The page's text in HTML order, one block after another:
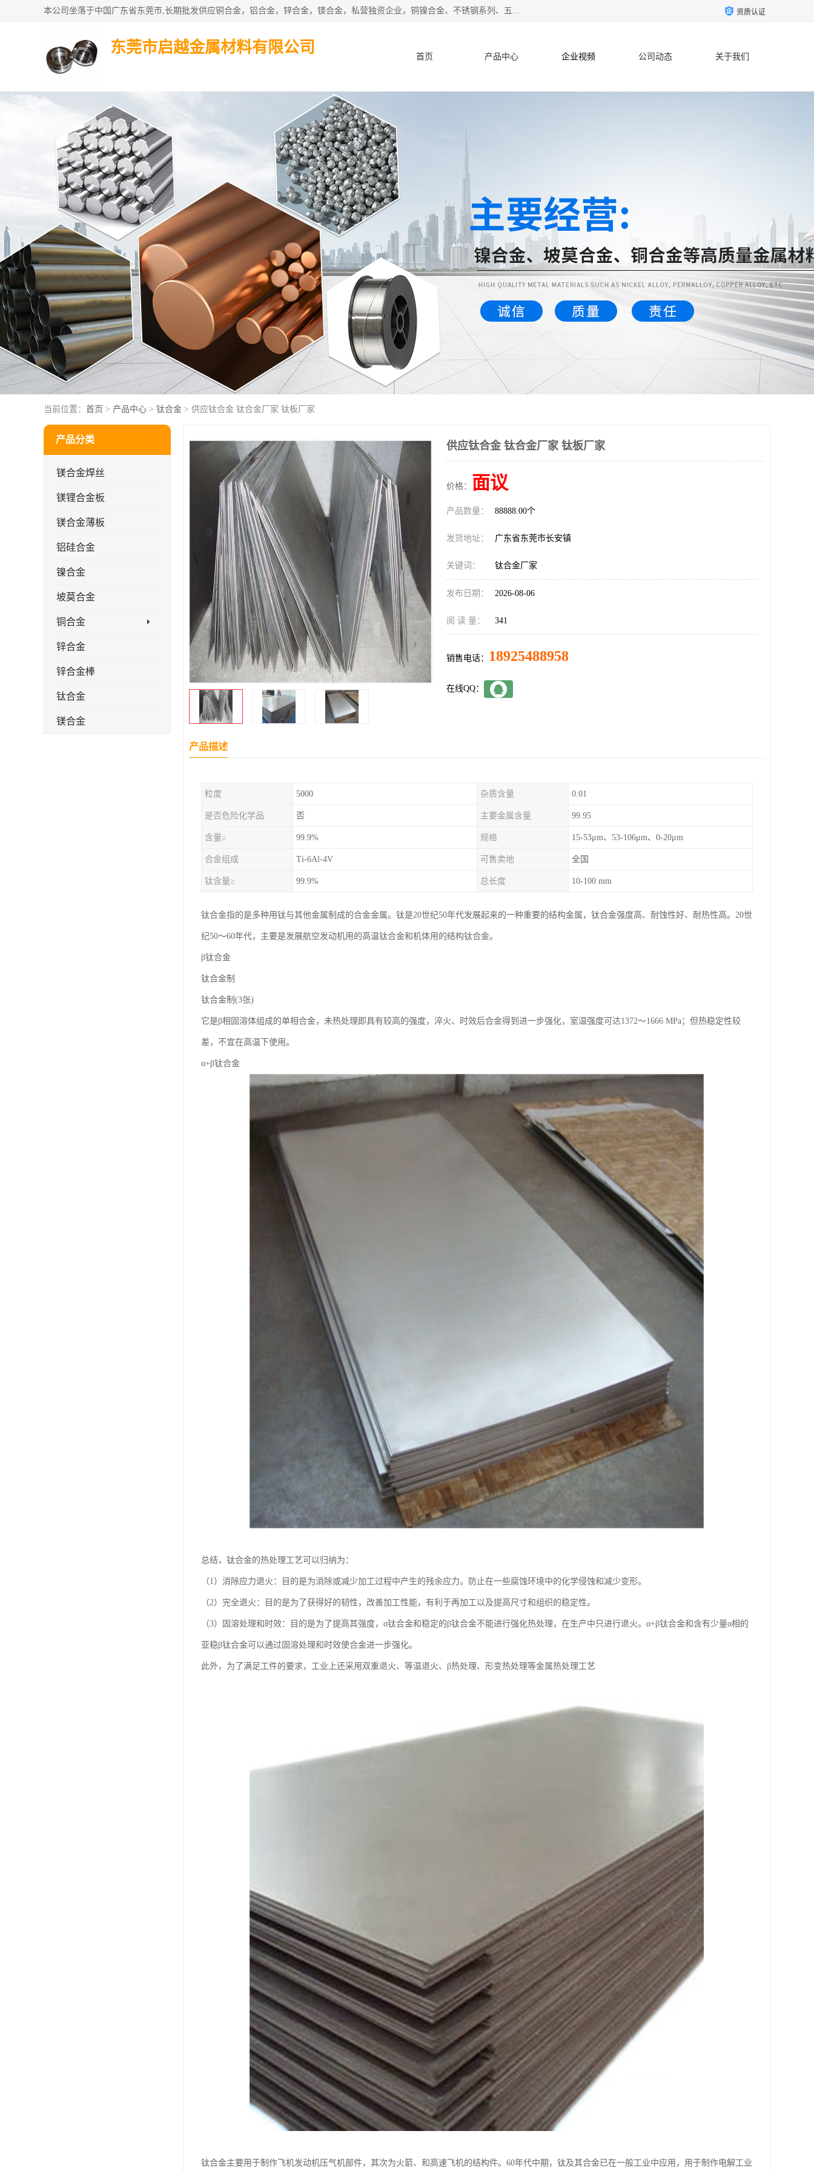
本公司坐落于中国广东省东莞市,长期批发供应铜合金，铝合金，锌合金，镁合金，私营独资企业，铜镍合金、不锈钢系列、五金冲压材料、进口金属材料、钨钢、高速钢、白钢刀、铝系列材料、铝镁合金、锰钢片等，启越是一家经国家相关部门批准注册的企业。公司以雄厚的实力、合理的厂家、优良的服务与多家企业建立了长期的合作关系。欢迎前来参观、考察、洽谈业务。 金属材料...,欢迎惠顾！ 资质认证
东莞市启越金属材料有限公司
首页 产品中心 企业视频 公司动态 关于我们
当前位置： 首页 > 产品中心 > 钛合金 > 供应钛合金 钛合金厂家 钛板厂家
产品分类
镁合金焊丝
镁锂合金板
镁合金薄板
铝硅合金
镍合金
坡莫合金
铜合金
锌合金
锌合金棒
钛合金
镁合金
供应钛合金 钛合金厂家 钛板厂家
价格： 面议
产品数量： 88888.00个
发货地址： 广东省东莞市长安镇
关键词： 钛合金厂家
发布日期： 2026-08-06
阅 读 量： 341
销售电话： 18925488958
在线QQ：
产品描述
粒度 5000 杂质含量 0.01
是否危险化学品 否 主要金属含量 99.95
含量≥ 99.9% 规格 15-53μm、53-106μm、0-20μm
合金组成 Ti-6Al-4V 可售卖地 全国
钛含量≥ 99.9% 总长度 10-100 mm
钛合金指的是多种用钛与其他金属制成的合金金属。钛是20世纪50年代发展起来的一种重要的结构金属，钛合金强度高、耐蚀性好、耐热性高。20世
纪50～60年代，主要是发展航空发动机用的高温钛合金和机体用的结构钛合金。
β钛合金
钛合金制
钛合金制(3张)
它是β相固溶体组成的单相合金，未热处理即具有较高的强度，淬火、时效后合金得到进一步强化，室温强度可达1372～1666 MPa；但热稳定性较
差，不宜在高温下使用。
α+β钛合金
总结，钛合金的热处理工艺可以归纳为：
（1）消除应力退火：目的是为消除或减少加工过程中产生的残余应力。防止在一些腐蚀环境中的化学侵蚀和减少变形。
（2）完全退火：目的是为了获得好的韧性，改善加工性能，有利于再加工以及提高尺寸和组织的稳定性。
（3）固溶处理和时效：目的是为了提高其强度，α钛合金和稳定的β钛合金不能进行强化热处理，在生产中只进行退火。α+β钛合金和含有少量α相的
亚稳β钛合金可以通过固溶处理和时效使合金进一步强化。
此外，为了满足工件的要求，工业上还采用双重退火、等温退火、β热处理、形变热处理等金属热处理工艺
钛合金主要用于制作飞机发动机压气机部件，其次为火箭、和高速飞机的结构件。60年代中期，钛及其合金已在一般工业中应用，用于制作电解工业